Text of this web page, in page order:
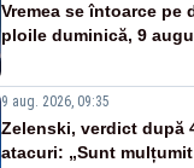
Vremea se întoarce pe
ploile duminică, 9
9 aug. 2026, 09:35
Zelenski, verdict după
atacuri: „Sunt